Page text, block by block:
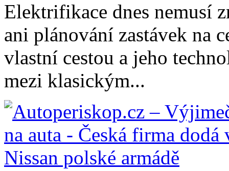
Elektrifikace dnes nemusí
ani plánování zastávek na
vlastní cestou a jeho
mezi klasickým...